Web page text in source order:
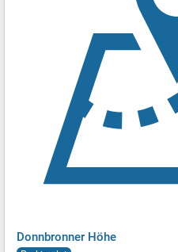
Donnbronner Höhe